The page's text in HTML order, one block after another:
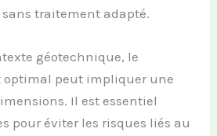
traitement adapté.
géotechnique, le
peut impliquer une
Il est essentiel
pour éviter les risques liés au